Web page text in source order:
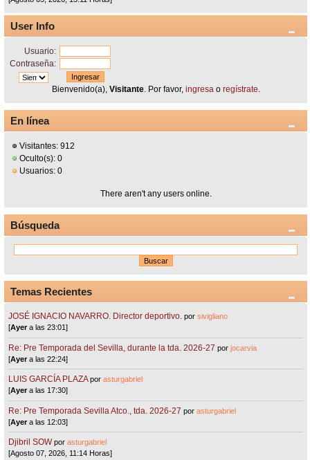
User Info
Usuario:
Contraseña:
Bienvenido(a), Visitante. Por favor, ingresao regístrate.
En línea
Visitantes: 912
Oculto(s): 0
Usuarios: 0
There aren't any users online.
Búsqueda
Temas Recientes
JOSÉ IGNACIO NAVARRO. Director deportivo. porsivigliano
[Ayera las 23:01]
Re: Pre Temporada del Sevilla, durante la tda. 2026-27 porjocarvia
[Ayera las 22:24]
LUIS GARCÍA PLAZA porasturgabriel
[Ayera las 17:30]
Re: Pre Temporada Sevilla Atco., tda. 2026-27 porasturgabriel
[Ayera las 12:03]
Djibril SOW porasturgabriel
[Agosto 07, 2026, 11:14 Horas]